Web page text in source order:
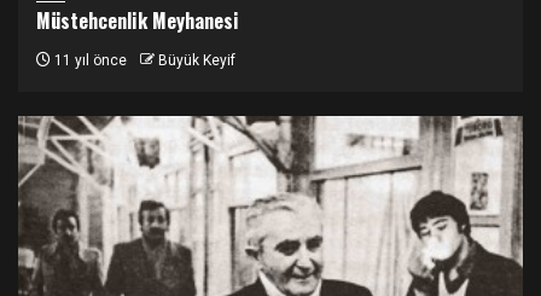
Müstehcenlik Meyhanesi
11 yıl önce Büyük Keyif